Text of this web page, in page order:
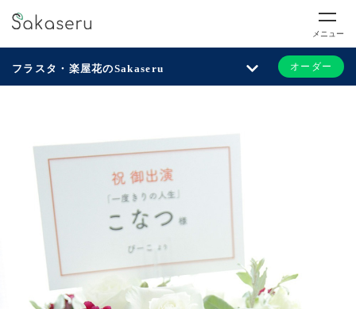
メニュー
フラスタ・楽屋花のSakaseru オーダー